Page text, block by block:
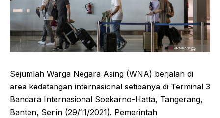
Sejumlah Warga Negara Asing (WNA) berjalan di
area kedatangan internasional setibanya di Terminal 3
Bandara Internasional Soekarno-Hatta, Tangerang,
Banten, Senin (29/11/2021). Pemerintah